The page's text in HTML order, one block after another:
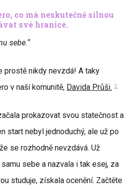
co má neskutečně silnou
své hranice.
sebe.“
prostě nikdy nevzdá! A taky
v naší komunitě, Davida Průši.
prokazovat svou statečnost a
start nebyl jednoduchý, ale už po
se rozhodně nevzdává. Už
sebe a nazvala i tak esej, za
studuje, získala ocenění. Začtěte